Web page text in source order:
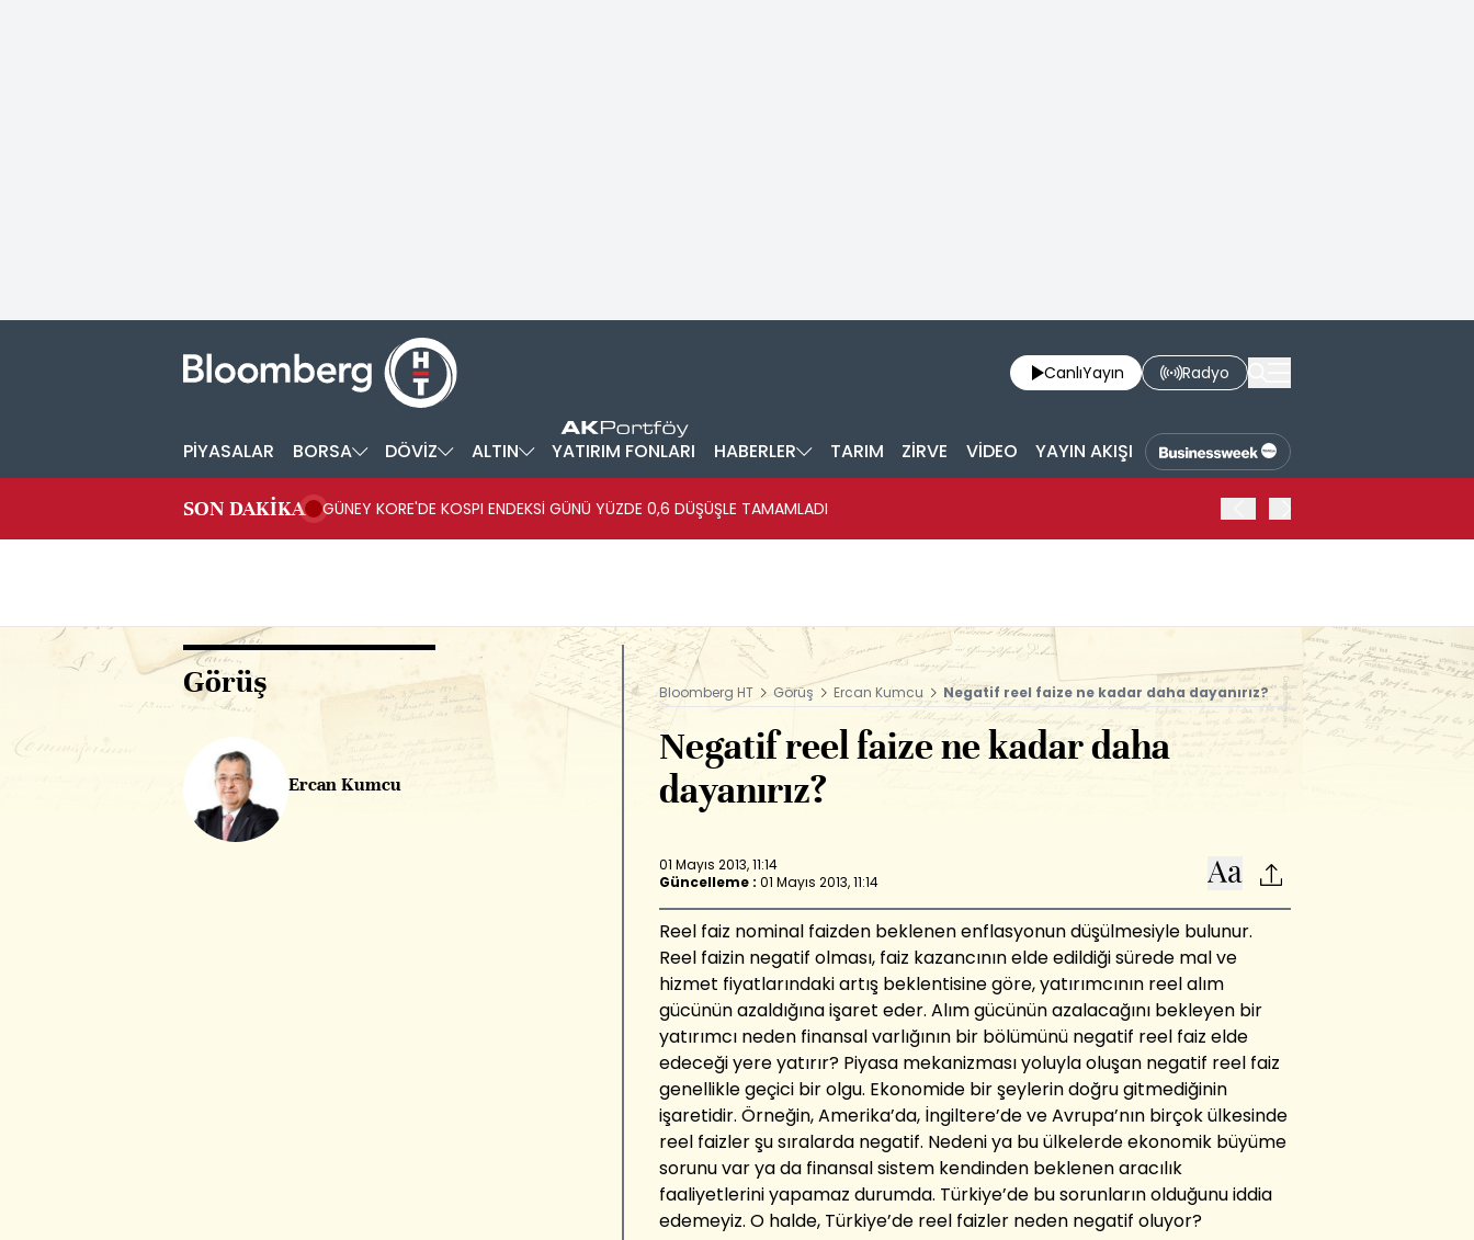
CanlıYayın Radyo
PİYASALAR BORSA DÖVİZ ALTIN YATIRIM FONLARI HABERLER TARIM ZİRVE VİDEO YAYIN AKIŞI
SON DAKİKA GÜNEY KORE'DE KOSPI ENDEKSİ GÜNÜ YÜZDE 0,6 DÜŞÜŞLE TAMAMLADI
Görüş
Ercan Kumcu
Bloomberg HT Görüş Ercan Kumcu Negatif reel faize ne kadar daha dayanırız?
Negatif reel faize ne kadar daha
dayanırız?
01 Mayıs 2013, 11:14
Güncelleme : 01 Mayıs 2013, 11:14
Reel faiz nominal faizden beklenen enflasyonun düşülmesiyle bulunur.
Reel faizin negatif olması, faiz kazancının elde edildiği sürede mal ve
hizmet fiyatlarındaki artış beklentisine göre, yatırımcının reel alım
gücünün azaldığına işaret eder. Alım gücünün azalacağını bekleyen bir
yatırımcı neden finansal varlığının bir bölümünü negatif reel faiz elde
edeceği yere yatırır? Piyasa mekanizması yoluyla oluşan negatif reel faiz
genellikle geçici bir olgu. Ekonomide bir şeylerin doğru gitmediğinin
işaretidir. Örneğin, Amerika’da, İngiltere’de ve Avrupa’nın birçok ülkesinde
reel faizler şu sıralarda negatif. Nedeni ya bu ülkelerde ekonomik büyüme
sorunu var ya da finansal sistem kendinden beklenen aracılık
faaliyetlerini yapamaz durumda. Türkiye’de bu sorunların olduğunu iddia
edemeyiz. O halde, Türkiye’de reel faizler neden negatif oluyor?